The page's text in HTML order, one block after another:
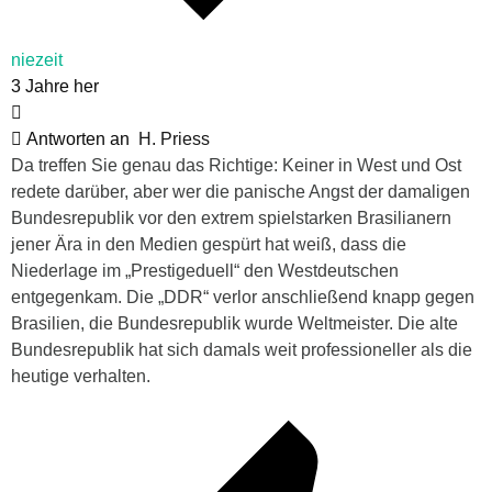
niezeit
3 Jahre her
Antworten an
H. Priess
Da treffen Sie genau das Richtige: Keiner in West und Ost
redete darüber, aber wer die panische Angst der damaligen
Bundesrepublik vor den extrem spielstarken Brasilianern
jener Ära in den Medien gespürt hat weiß, dass die
Niederlage im „Prestigeduell“ den Westdeutschen
entgegenkam. Die „DDR“ verlor anschließend knapp gegen
Brasilien, die Bundesrepublik wurde Weltmeister. Die alte
Bundesrepublik hat sich damals weit professioneller als die
heutige verhalten.